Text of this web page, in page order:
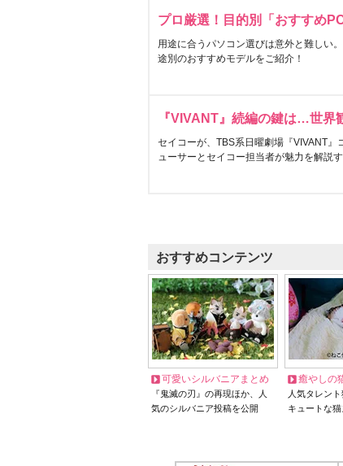
プロ厳選！目的別「おすすめ
用途に合うパソコン選びは意外と難しい
途別のおすすめモデルをご紹介！
『VIVANT』続編の鍵は…世界
セイコーが、TBS系日曜劇場『VIVANT
ューサーとセイコー担当者が魅力を解説す
おすすめコンテンツ
可愛いシルバニアまとめ
『鬼滅の刃』の再現ほか、人
気のシルバニア投稿を公開
癒やしの
人気タレン
キュートな猫